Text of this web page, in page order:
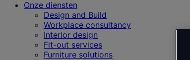
Onze diensten
Design and Build
Workplace consultancy
Interior design
Fit-out services
Furniture solutions